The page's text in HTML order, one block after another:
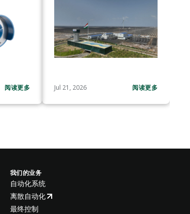
阅读更多 Jul 21, 2026 阅读更多
我们的业务
自动化系统
离散自动化
最终控制